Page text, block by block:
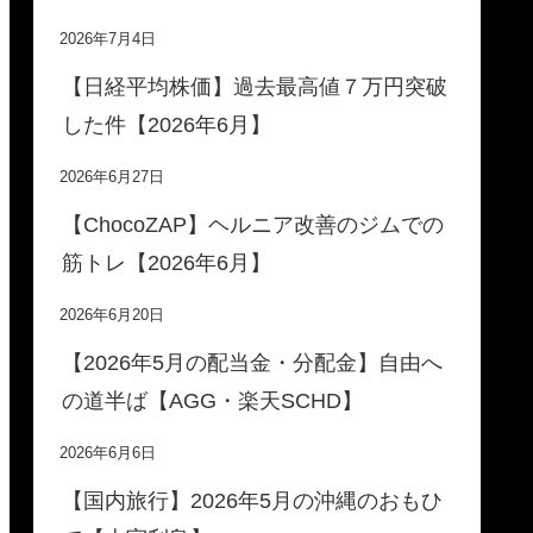
2026年7月4日
【日経平均株価】過去最高値７万円突破
した件【2026年6月】
2026年6月27日
【ChocoZAP】ヘルニア改善のジムでの
筋トレ【2026年6月】
2026年6月20日
【2026年5月の配当金・分配金】自由へ
の道半ば【AGG・楽天SCHD】
2026年6月6日
【国内旅行】2026年5月の沖縄のおもひ